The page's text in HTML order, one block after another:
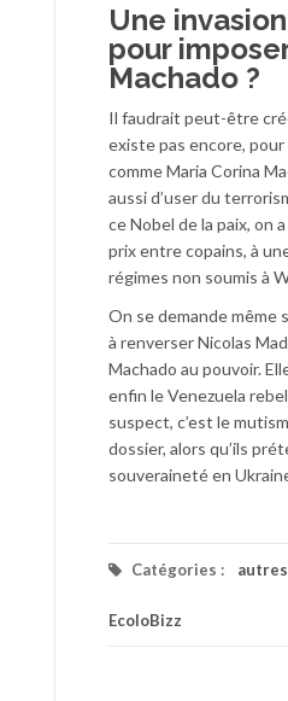
Une
pour
Machado ?
Il faudrait peut-être
existe pas encore,
comme Maria Corina
aussi d’user du
ce Nobel de la paix, on
prix entre copains, à
régimes non soumis à
On se demande même
à renverser Nicolas
Machado au pouvoir.
enfin le Venezuela
suspect, c’est le
dossier, alors qu’ils
souveraineté en
Catégories : autres
EcoloBizz